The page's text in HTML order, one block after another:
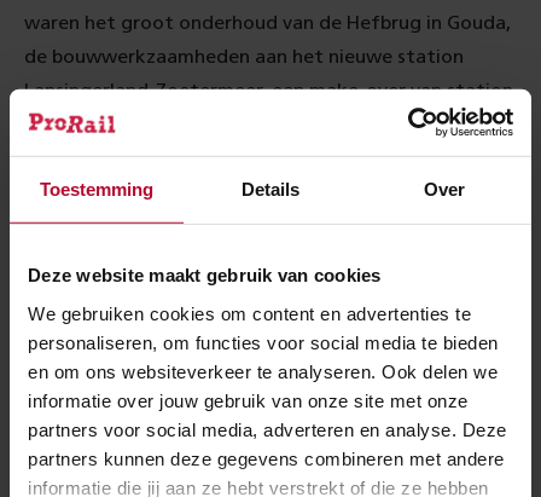
Toestemming Details Over
Deze website maakt gebruik van cookies
We gebruiken cookies om content en advertenties te
personaliseren, om functies voor social media te bieden
en om ons websiteverkeer te analyseren. Ook delen we
informatie over jouw gebruik van onze site met onze
partners voor social media, adverteren en analyse. Deze
partners kunnen deze gegevens combineren met andere
informatie die jij aan ze hebt verstrekt of die ze hebben
waren het groot onderhoud van de Hefbrug in Gouda,
de bouwwerkzaamheden aan het nieuwe station
Lansingerland-Zoetermeer, een make-over van station
Rotterdam-Alexander en de vervanging van een
hogesnelheidswissel bij Gouda Goverwelle. Tussen
Rotterdam en Gouda vervingen we onder meer
wissels, rails en bovenleiding.
Veilig en betrouwbaar
ProRail is bezig met de grootste vernieuwingsoperatie
sinds het ontstaan van het Nederlandse spoorwegnet.
Ook het spoor in de driehoek Den Haag, Rotterdam en
Utrecht is aan vernieuwing toe. Dit is nodig om
storingen zo veel mogelijk te voorkomen en om het